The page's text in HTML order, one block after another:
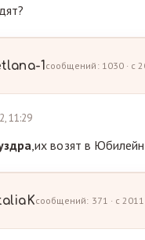
1сообщений: 1030 · с
11:29
,их возят в
сообщений: 371 · с 2011